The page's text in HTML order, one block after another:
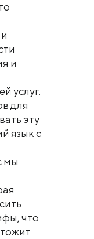
и
услуг.
для
эту
язык с
мы
что